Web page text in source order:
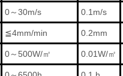
0～30m/s 0.1m/s
≦4mm/min 0.2mm
0～500W/㎡ 0.01W/㎡